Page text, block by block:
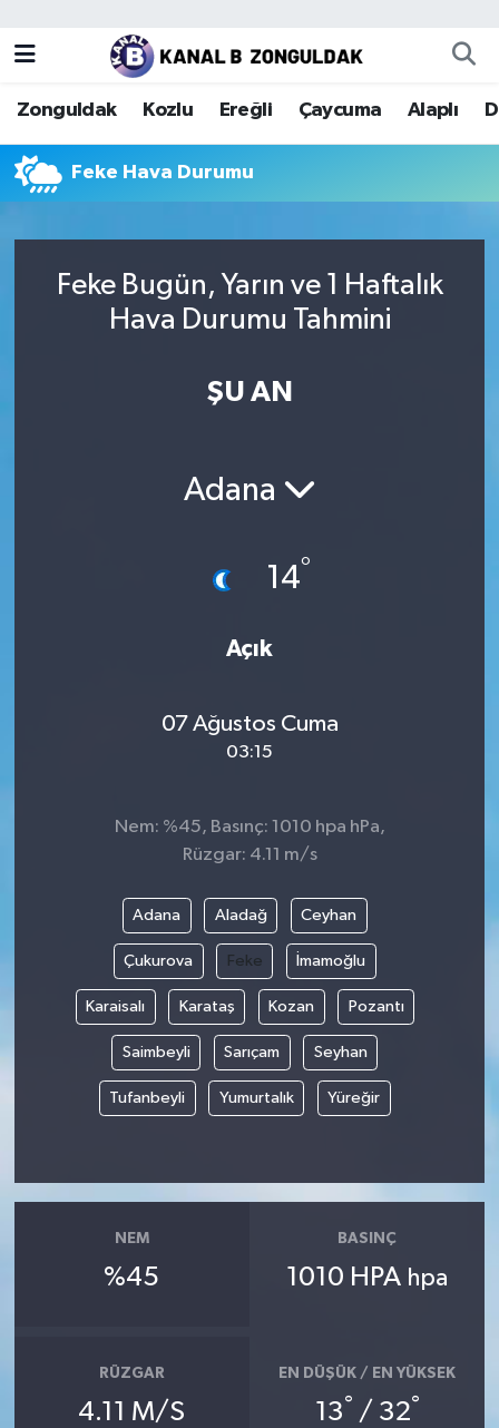
Zonguldak Kozlu Ereğli Çaycuma Alaplı
Feke Hava Durumu
Feke Bugün, Yarın ve 1 Haftalık
Hava Durumu Tahmini
ŞU AN
Adana
14°
Açık
07 Ağustos Cuma
03:15
Nem: %45, Basınç: 1010 hpa hPa,
Rüzgar: 4.11 m/s
Adana Aladağ Ceyhan
Çukurova Feke İmamoğlu
Karaisalı Karataş Kozan Pozantı
Saimbeyli Sarıçam Seyhan
Tufanbeyli Yumurtalık Yüreğir
NEM
%45
BASINÇ
1010 HPA hpa
RÜZGAR
4.11 M/S
EN DÜŞÜK / EN YÜKSEK
13° / 32°
Zonguldak
Kozlu
Ereğli
Alaplı
Zonguldak Nöbetçi Eczaneler
Zonguldak Hava Durumu
Zonguldak Trafik Yoğunluk Haritası
Tüm Manşetler